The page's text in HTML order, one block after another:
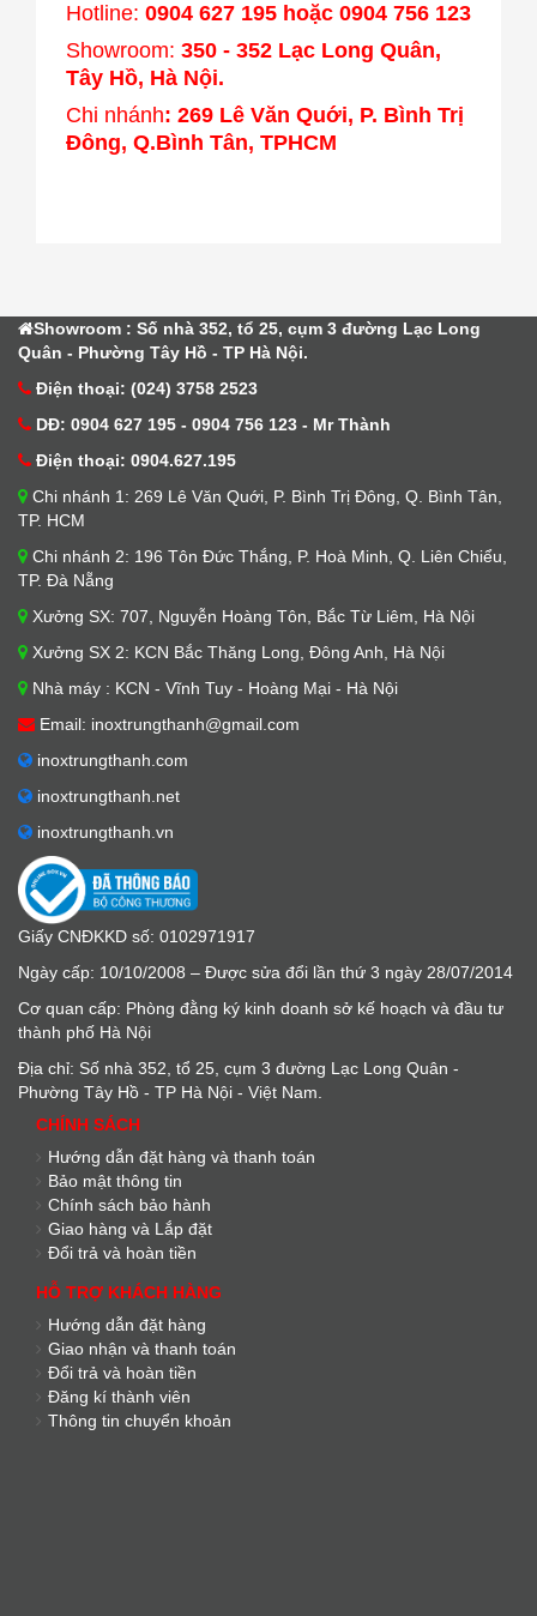
Hotline: 0904 627 195 hoặc 0904 756 123
Showroom: 350 - 352 Lạc Long Quân,
Tây Hồ, Hà Nội.
Chi nhánh: 269 Lê Văn Quới, P. Bình Trị
Đông, Q.Bình Tân, TPHCM
Showroom : Số nhà 352, tổ 25, cụm 3 đường Lạc Long
Quân - Phường Tây Hồ - TP Hà Nội.
Điện thoại: (024) 3758 2523
DĐ: 0904 627 195 - 0904 756 123 - Mr Thành
Điện thoại: 0904.627.195
Chi nhánh 1: 269 Lê Văn Quới, P. Bình Trị Đông, Q. Bình Tân,
TP. HCM
Chi nhánh 2: 196 Tôn Đức Thắng, P. Hoà Minh, Q. Liên Chiểu,
TP. Đà Nẵng
Xưởng SX: 707, Nguyễn Hoàng Tôn, Bắc Từ Liêm, Hà Nội
Xưởng SX 2: KCN Bắc Thăng Long, Đông Anh, Hà Nội
Nhà máy : KCN - Vĩnh Tuy - Hoàng Mại - Hà Nội
Email: inoxtrungthanh@gmail.com
inoxtrungthanh.com
inoxtrungthanh.net
inoxtrungthanh.vn
Giấy CNĐKKD số: 0102971917
Ngày cấp: 10/10/2008 – Được sửa đổi lần thứ 3 ngày 28/07/2014
Cơ quan cấp: Phòng đằng ký kinh doanh sở kế hoạch và đầu tư
thành phố Hà Nội
Địa chỉ: Số nhà 352, tổ 25, cụm 3 đường Lạc Long Quân -
Phường Tây Hồ - TP Hà Nội - Việt Nam.
CHÍNH SÁCH
Hướng dẫn đặt hàng và thanh toán
Bảo mật thông tin
Chính sách bảo hành
Giao hàng và Lắp đặt
Đổi trả và hoàn tiền
HỖ TRỢ KHÁCH HÀNG
Hướng dẫn đặt hàng
Giao nhận và thanh toán
Đổi trả và hoàn tiền
Đăng kí thành viên
Thông tin chuyển khoản